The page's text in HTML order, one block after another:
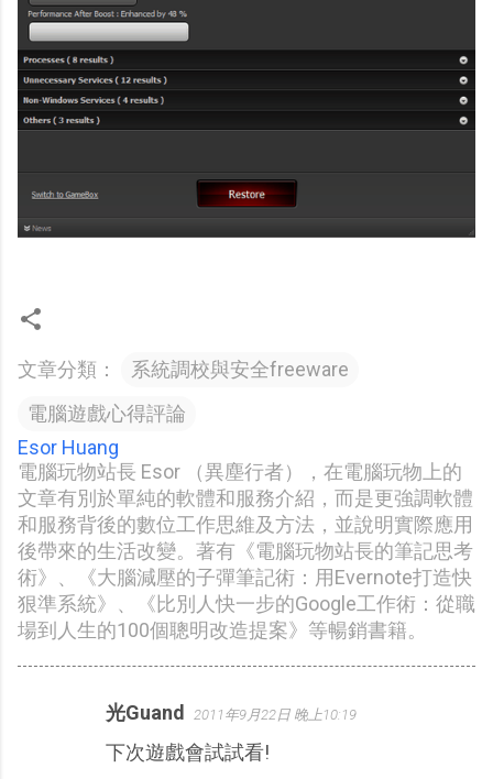
文章分類：
系統調校與安全freeware
電腦遊戲心得評論
Esor Huang
電腦玩物站長 Esor （異塵行者），在電腦玩物上的
文章有別於單純的軟體和服務介紹，而是更強調軟體
和服務背後的數位工作思維及方法，並說明實際應用
後帶來的生活改變。著有《電腦玩物站長的筆記思考
術》、《大腦減壓的子彈筆記術：用Evernote打造快
狠準系統》、《比別人快一步的Google工作術：從職
場到人生的100個聰明改造提案》等暢銷書籍。
光Guand 2011年9月22日 晚上10:19
下次遊戲會試試看!